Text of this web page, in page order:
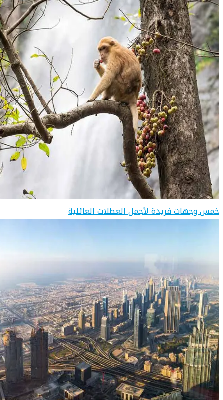
خمس وجهات فريدة لأجمل العطلات العائلية